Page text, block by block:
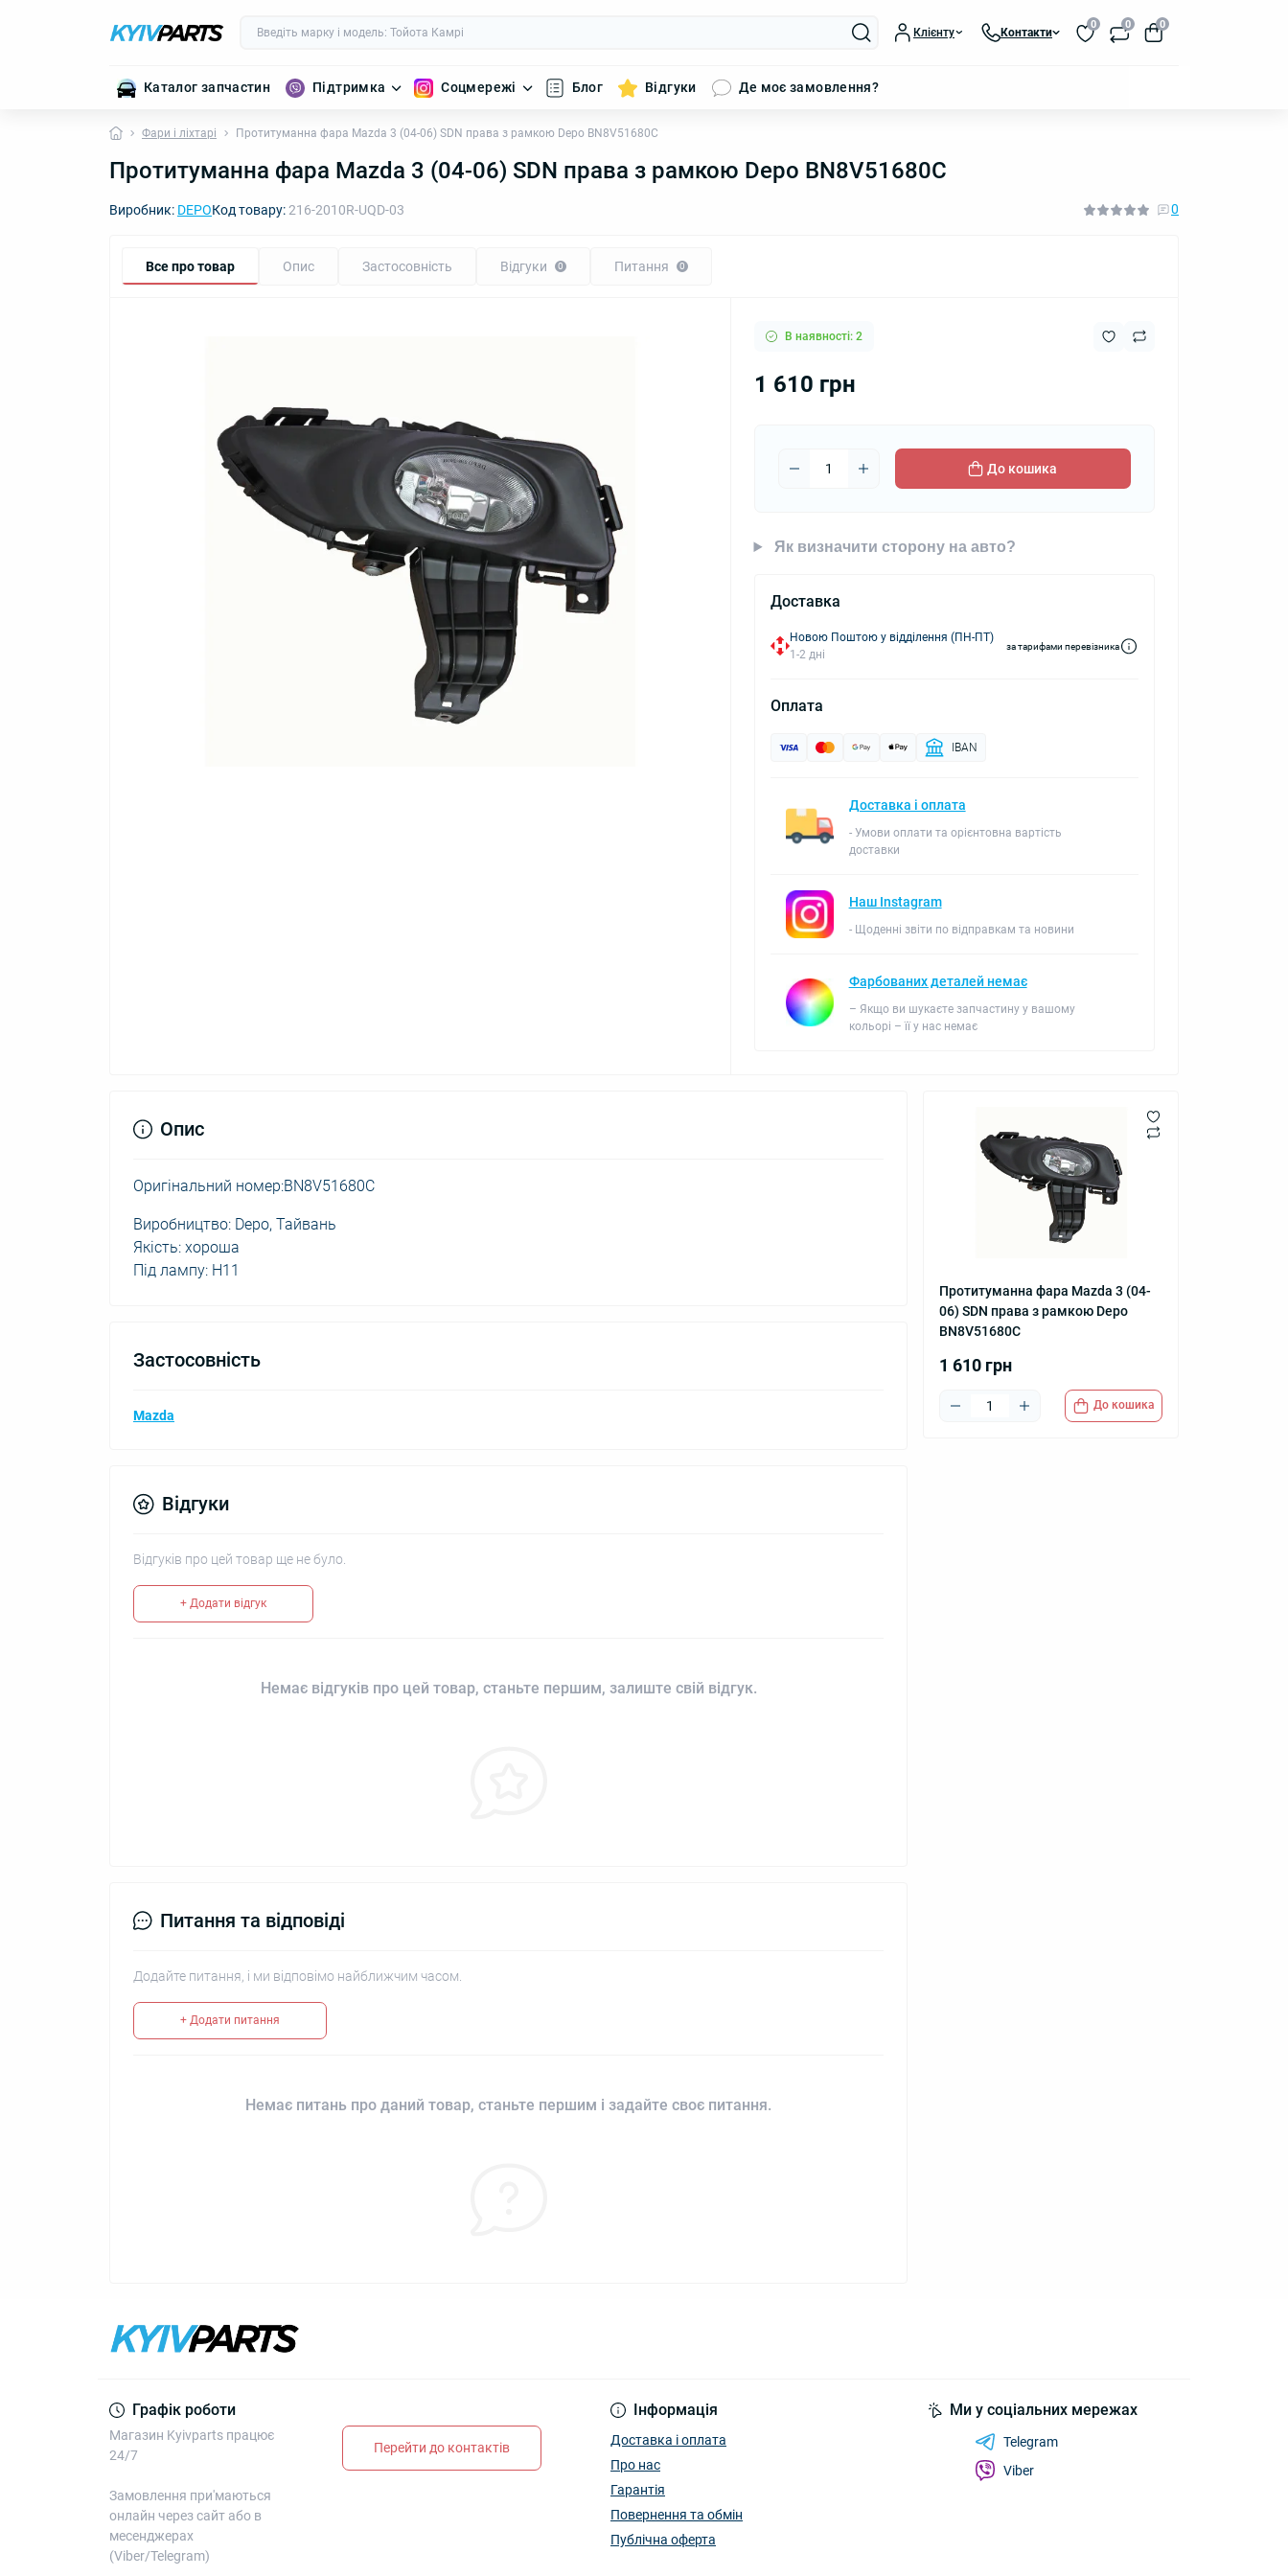
Клієнту Контакти
0 0 0
Каталог запчастин Підтримка Соцмережі Блог Відгуки Де моє замовлення?
Фари і ліхтарі Протитуманна фара Mazda 3 (04-06) SDN права з рамкою Depo BN8V51680C
Протитуманна фара Mazda 3 (04-06) SDN права з рамкою Depo BN8V51680C
Виробник: DEPOКод товару:216-2010R-UQD-03 0
Все про товар Опис Застосовність Відгуки 0 Питання 0
В наявності: 2
1 610 грн
До кошика
Як визначити сторону на авто?
Доставка
Новою Поштою у відділення (ПН-ПТ)
1-2 дні
за тарифами перевізника
Оплата
IBAN
Доставка і оплата
- Умови оплати та орієнтовна вартість
доставки
Наш Instagram
- Щоденні звіти по відправкам та новини
Фарбованих деталей немає
– Якщо ви шукаєте запчастину у вашому
кольорі – її у нас немає
Протитуманна фара Mazda 3 (04-
06) SDN права з рамкою Depo
BN8V51680C
1 610 грн
До кошика
Опис
Оригінальний номер:BN8V51680C
Виробництво: Depo, Тайвань
Якість: хороша
Під лампу: Н11
Застосовність
Mazda
Відгуки
Відгуків про цей товар ще не було.
+ Додати відгук
Немає відгуків про цей товар, станьте першим, залиште свій відгук.
Питання та відповіді
Додайте питання, і ми відповімо найближчим часом.
+ Додати питання
Немає питань про даний товар, станьте першим і задайте своє питання.
Графік роботи
Магазин Kyivparts працює
24/7
Замовлення при'маються
онлайн через сайт або в
месенджерах
(Viber/Telegram)
Перейти до контактів
Інформація
Доставка і оплата
Про нас
Гарантія
Повернення та обмін
Публічна оферта
Ми у соціальних мережах
Telegram
Viber